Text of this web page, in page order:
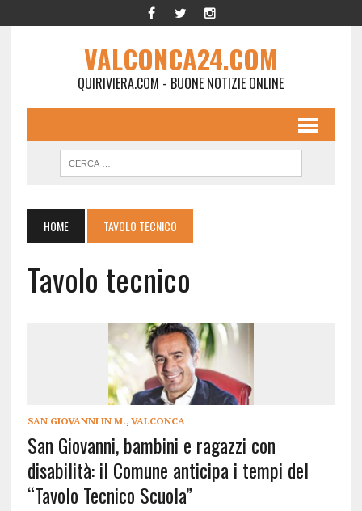
VALCONCA24.COM
QUIRIVIERA.COM - BUONE NOTIZIE ONLINE
HOME TAVOLO TECNICO
Tavolo tecnico
SAN GIOVANNI IN M., VALCONCA
San Giovanni, bambini e ragazzi con
disabilità: il Comune anticipa i tempi del
“Tavolo Tecnico Scuola”